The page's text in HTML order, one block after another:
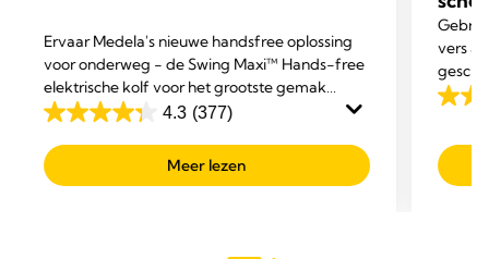
Ervaar Medela's nieuwe handsfree oplossing
voor onderweg - de Swing Maxi™ Hands-free
elektrische kolf voor het grootste gemak
tijdens het multitasken.
4.3 (377)
4.3
van
de
Meer lezen
vers
4.8
de
5